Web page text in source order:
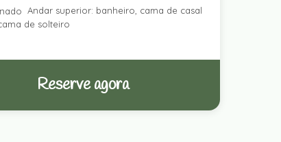
Andar superior: banheiro, cama de casal
de solteiro
Reserve agora